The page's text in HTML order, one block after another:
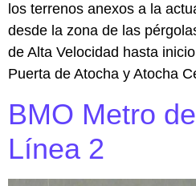
los terrenos anexos a la
desde la zona de las
de Alta Velocidad hasta
Puerta de Atocha y Atocha
BMO Metro
Línea 2